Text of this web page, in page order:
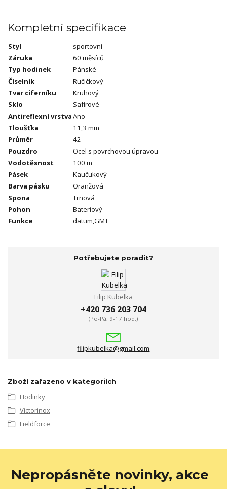
Kompletní specifikace
Styl
sportovní
Záruka
60 měsíců
Typ hodinek
Pánské
Číselník
Ručičkový
Tvar ciferníku
Kruhový
Sklo
Safírové
Antireflexní vrstvaAno
Tloušťka
11,3 mm
Průměr
42
Pouzdro
Ocel s povrchovou úpravou
Vodotěsnost
100 m
Pásek
Kaučukový
Barva pásku
Oranžová
Spona
Trnová
Pohon
Bateriový
Funkce
datum,GMT
Potřebujete poradit?
Filip Kubelka
+420 736 203 704
(Po-Pá, 9-17 hod.)
filipkubelka@gmail.com
Zboží zařazeno v kategoriích
Hodinky
Victorinox
Fieldforce
Nepropásněte novinky, akce